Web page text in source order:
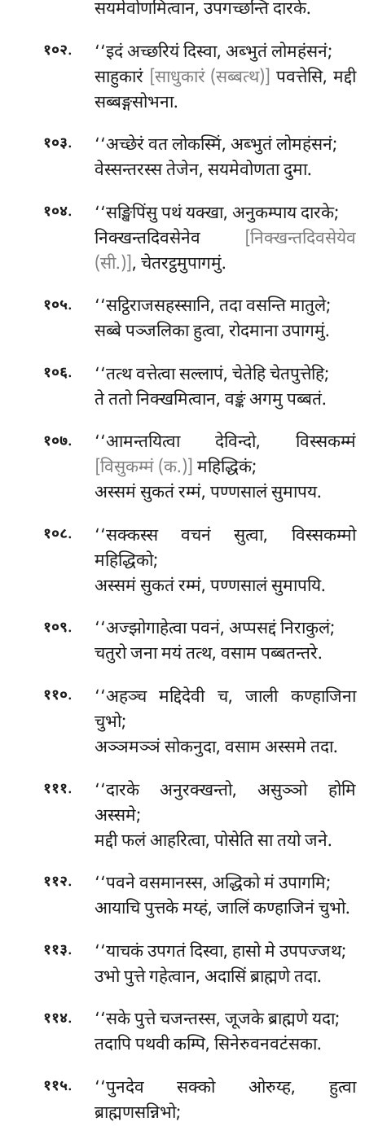
सयमेवोणमित्वान, उपगच्छन्ति दारके.
१०२. ‘‘इदंअच्छरियं दिस्वा, अब्भुतं लोमहंसनं;
साहुकारं [साधुकारं (सब्बत्थ)] पवत्तेसि, मद्दी
सब्बङ्गसोभना.
१०३.
‘‘अच्छेरं वत लोकस्मिं, अब्भुतं लोमहंसनं;
वेस्सन्तरस्स तेजेन, सयमेवोणता दुमा.
१०४.
‘‘सङ्खिपिंसु पथं यक्खा, अनुकम्पाय दारके;
निक्खन्तदिवसेनेव
[निक्खन्तदिवसेयेव
(सी.)], चेतरट्ठमुपागमुं.
१०५.
‘‘सट्ठिराजसहस्सानि, तदा वसन्ति मातुले;
सब्बे पञ्जलिका हुत्वा, रोदमाना उपागमुं.
१०६.
‘‘तत्थ वत्तेत्वा सल्लापं, चेतेहि चेतपुत्तेहि;
ते ततो निक्खमित्वान, वङ्कं अगमु पब्बतं.
१०७. ‘‘आमन्तयित्वा देविन्दो, विस्सकम्मं
[विसुकम्मं (क.)] महिद्धिकं;
अस्समं सुकतं रम्मं, पण्णसालं सुमापय.
१०८.
‘‘सक्कस्स वचनं सुत्वा, विस्सकम्मो
महिद्धिको;
अस्समंसुकतं रम्मं, पण्णसालं सुमापयि.
१०९. ‘‘अज्झोगाहेत्वापवनं, अप्पसद्दं निराकुलं;
चतुरो जना मयं तत्थ, वसाम पब्बतन्तरे.
११०.
‘‘अहञ्च मद्दिदेवी च, जाली कण्हाजिना
चुभो;
अञ्ञमञ्ञं सोकनुदा, वसाम अस्समे तदा.
१११.
‘‘दारके अनुरक्खन्तो, असुञ्ञो होमि
अस्समे;
मद्दी फलं आहरित्वा, पोसेति सा तयो जने.
११२. ‘‘पवनेवसमानस्स, अद्धिको मं उपागमि;
आयाचि पुत्तके मय्हं, जालिं कण्हाजिनं चुभो.
११३.
‘‘याचकं उपगतं दिस्वा, हासो मे उपपज्जथ;
उभो पुत्ते गहेत्वान, अदासिं ब्राह्मणे तदा.
११४.
‘‘सके पुत्ते चजन्तस्स, जूजके ब्राह्मणे यदा;
तदापि पथवी कम्पि, सिनेरुवनवटंसका.
११५.
‘‘पुनदेव सक्को ओरुय्ह, हुत्वा
ब्राह्मणसन्निभो;